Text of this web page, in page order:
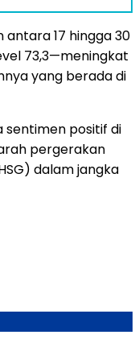
antara17 hingga30
73,3—meningkat
yang beradadi
sentimen positif di
pergerakan
dalamjangka